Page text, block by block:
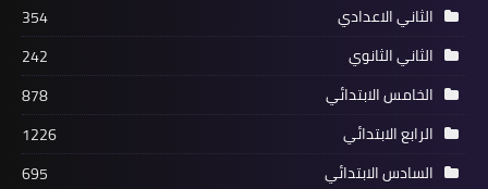
الثاني الاعدادي
354
الثاني الثانوي
242
الخامس الابتدائي
878
الرابع الابتدائي
1226
السادس الابتدائي
695